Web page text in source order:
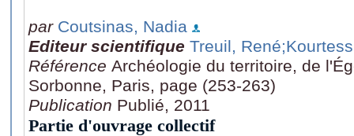
par Coutsinas, Nadia
Editeur scientifique Treuil, René
Référence Archéologie du territoire, de
Sorbonne, Paris, page (253-263)
Publication Publié, 2011
Partie d'ouvrage collectif